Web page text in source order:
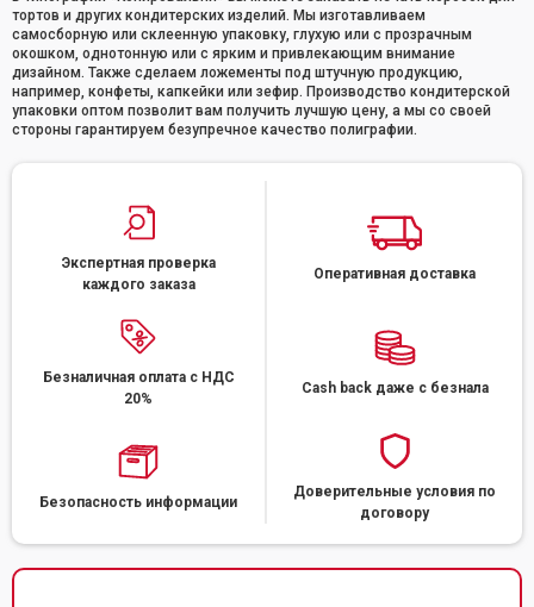
тортов и других кондитерских изделий. Мы изготавливаем
самосборную или склеенную упаковку, глухую или с прозрачным
окошком, однотонную или с ярким и привлекающим внимание
дизайном. Также сделаем ложементы под штучную продукцию,
например, конфеты, капкейки или зефир. Производство кондитерской
упаковки оптом позволит вам получить лучшую цену, а мы со своей
стороны гарантируем безупречное качество полиграфии.
Экспертная проверка
каждого заказа
Оперативная доставка
Безналичная оплата с НДС
20%
Cash back даже с безнала
Безопасность информации
Доверительные условия по
договору